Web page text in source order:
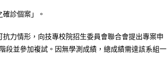
診個案」。
力情形，向技專校院招生委員會聯合會提出專案申
段並參加複試。因無學測成績，總成績需達該系組一